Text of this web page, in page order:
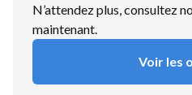
N’attendez plus, consultez
maintenant.
Voir les